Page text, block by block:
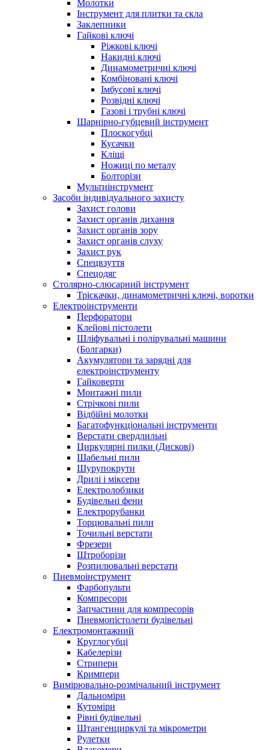
Молотки
Інструмент для плитки та скла
Заклепники
Гайкові ключі
Ріжкові ключі
Накидні ключі
Динамометричні ключі
Комбіновані ключі
Імбусові ключі
Розвідні ключі
Газові і трубні ключі
Шарнірно-губцевий інструмент
Плоскогубцi
Кусачки
Кліщі
Ножиці по металу
Болторізи
Мультиінструмент
Засоби індивідуального захисту
Захист голови
Захист органів дихання
Захист органів зору
Захист органів слуху
Захист рук
Спецвзуття
Спецодяг
Столярно-слюсарний інструмент
Тріскачки, динамометричні ключі, воротки
Електроінструменти
Перфоратори
Клейові пістолети
Шліфувальні і полірувальні машини
(Болгарки)
Акумулятори та зарядні для
електроінструменту
Гайковерти
Монтажні пили
Стрічкові пили
Відбійні молотки
Багатофункціональні інструменти
Верстати свердлильні
Циркулярні пилки (Дискові)
Шабельні пили
Шурупокрути
Дрилі і міксери
Електролобзики
Будівельні фени
Електрорубанки
Торцювальні пили
Точильні верстати
Фрезери
Штроборізи
Розпилювальні верстати
Пневмоінструмент
Фарбопульти
Компресори
Запчастини для компресорів
Пневмопістолети будівельні
Електромонтажний
Круглогубці
Кабелерізи
Стрипери
Кримпери
Вимірювально-розмічальний інструмент
Дальноміри
Кутоміри
Рівні будівельні
Штангенциркулі та мікрометри
Рулетки